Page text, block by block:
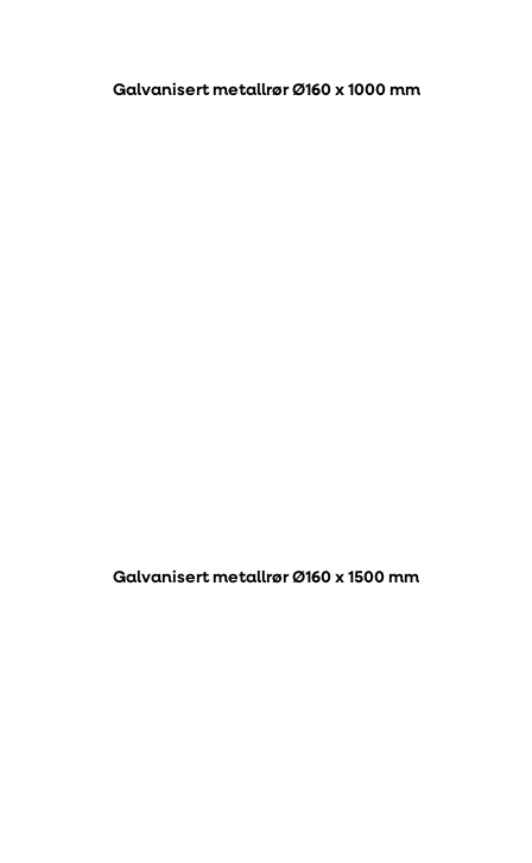
Galvanisert metallrør Ø160 x 1000 mm
Galvanisert metallrør Ø160 x 1500 mm